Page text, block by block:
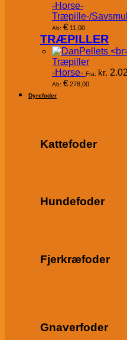
-Horse-
Træpille-/
Ab: € 11,00
TRÆPILLER
Træpiller
-Horse- Fra: kr.
Ab: € 278,00
Dyrefoder
Kattefoder
Hundefoder
Fjerkræfoder
Gnaverfoder